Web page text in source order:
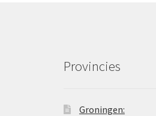
Provincies
Groningen: